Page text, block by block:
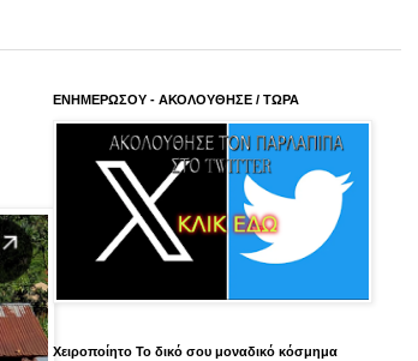
ΕΝΗΜΕΡΩΣΟΥ - ΑΚΟΛΟΥΘΗΣΕ / ΤΩΡΑ
Χειροποίητο Το δικό σου μοναδικό κόσμημα